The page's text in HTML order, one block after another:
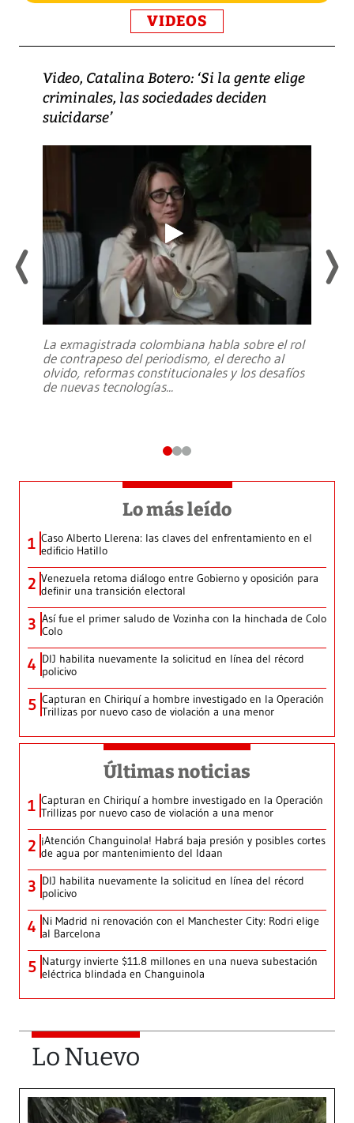
VIDEOS
Video, Catalina Botero: ‘Si la gente elige
criminales, las sociedades deciden
suicidarse’
La exmagistrada colombiana habla sobre el rol
de contrapeso del periodismo, el derecho al
olvido, reformas constitucionales y los desafíos
de nuevas tecnologías...
Lo más leído
1 Caso Alberto Llerena: las claves del enfrentamiento en el
edificio Hatillo
2 Venezuela retoma diálogo entre Gobierno y oposición para
definir una transición electoral
3 Así fue el primer saludo de Vozinha con la hinchada de Colo
Colo
4 DIJ habilita nuevamente la solicitud en línea del récord
policivo
5 Capturan en Chiriquí a hombre investigado en la Operación
Trillizas por nuevo caso de violación a una menor
Últimas noticias
1 Capturan en Chiriquí a hombre investigado en la Operación
Trillizas por nuevo caso de violación a una menor
2 ¡Atención Changuinola! Habrá baja presión y posibles cortes
de agua por mantenimiento del Idaan
3 DIJ habilita nuevamente la solicitud en línea del récord
policivo
4 Ni Madrid ni renovación con el Manchester City: Rodri elige
al Barcelona
5 Naturgy invierte $11.8 millones en una nueva subestación
eléctrica blindada en Changuinola
Lo Nuevo